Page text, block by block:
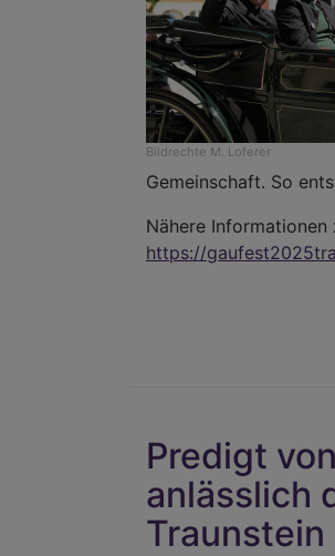
Bildrechte M. Loferer
Gemeinschaft. So
Nähere Informationen
https://
Predigt
anlässlich
Traunstein